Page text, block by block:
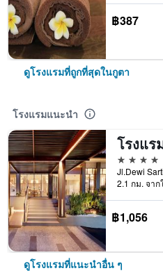
฿387
ดูโรงแรมที่ถูกที่สุดในกูตา
โรงแรมแนะนำ
4 ดาว
2.1 กม. จาก
฿1,056
ดูโรงแรมที่แนะนำอื่น ๆ